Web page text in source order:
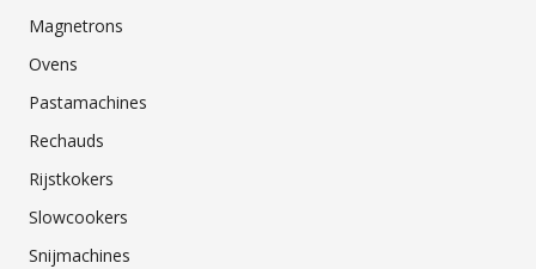
Magnetrons
Ovens
Pastamachines
Rechauds
Rijstkokers
Slowcookers
Snijmachines